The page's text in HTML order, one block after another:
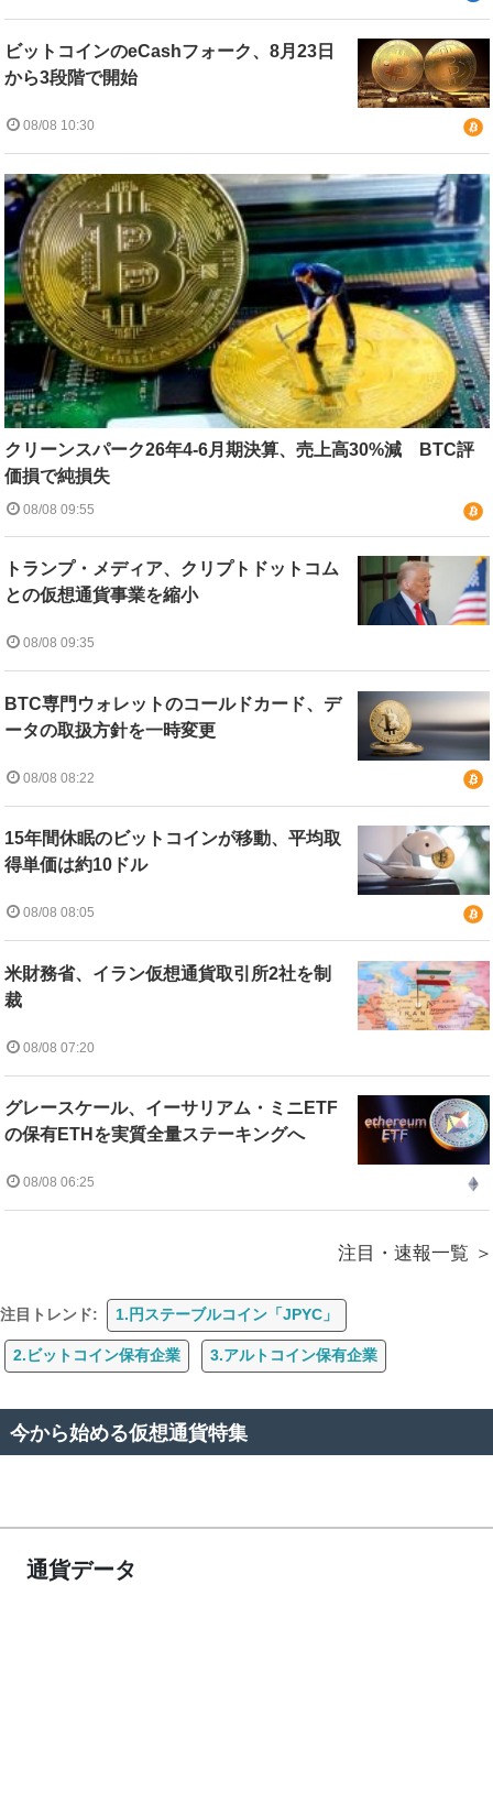
ビットコインのeCashフォーク、8月23日
から3段階で開始
08/08 10:30
クリーンスパーク26年4-6月期決算、売上高30%減 BTC評
価損で純損失
08/08 09:55
トランプ・メディア、クリプトドットコム
との仮想通貨事業を縮小
08/08 09:35
BTC専門ウォレットのコールドカード、デ
ータの取扱方針を一時変更
08/08 08:22
15年間休眠のビットコインが移動、平均取
得単価は約10ドル
08/08 08:05
米財務省、イラン仮想通貨取引所2社を制
裁
08/08 07:20
グレースケール、イーサリアム・ミニETF
の保有ETHを実質全量ステーキングへ
08/08 06:25
注目・速報一覧
注目トレンド: 1.円ステーブルコイン「JPYC」
2.ビットコイン保有企業 3.アルトコイン保有企業
今から始める仮想通貨特集
通貨データ